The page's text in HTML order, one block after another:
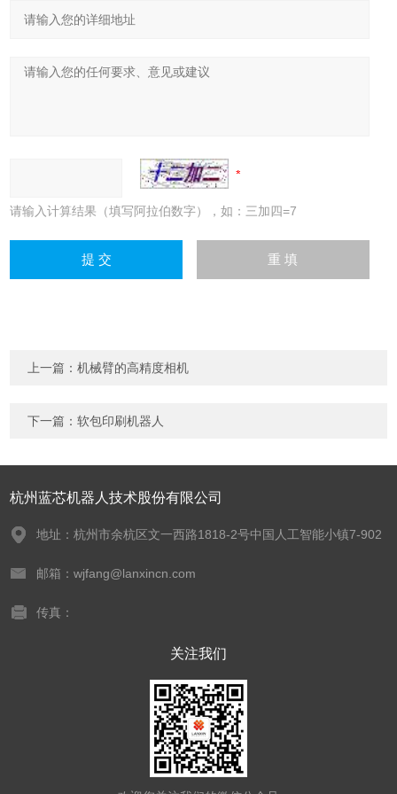
请输入计算结果（填写阿拉伯数字），如：三加四=7
上一篇：机械臂的高精度相机
下一篇：软包印刷机器人
杭州蓝芯机器人技术股份有限公司
地址：杭州市余杭区文一西路1818-2号中国人工智能小镇7-902
邮箱：wjfang@lanxincn.com
传真：
关注我们